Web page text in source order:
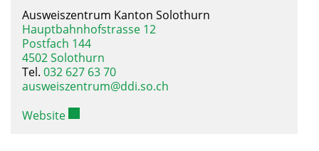
Ausweiszentrum Kanton Solothurn
Hauptbahnhofstrasse 12
Postfach 144
4502 Solothurn
Tel. 032 627 63 70
ausweiszentrum@ddi.so.ch
Website